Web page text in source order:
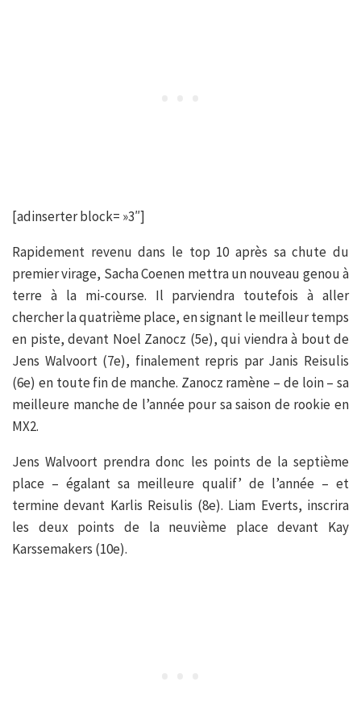
[adinserter block= »3″]
Rapidement revenu dans le top 10 après sa chute du
premier virage, Sacha Coenen mettra un nouveau genou à
terre à la mi-course. Il parviendra toutefois à aller
chercher la quatrième place, en signant le meilleur temps
en piste, devant Noel Zanocz (5e), qui viendra à bout de
Jens Walvoort (7e), finalement repris par Janis Reisulis
(6e) en toute fin de manche. Zanocz ramène – de loin – sa
meilleure manche de l’année pour sa saison de rookie en
MX2.
Jens Walvoort prendra donc les points de la septième
place – égalant sa meilleure qualif’ de l’année – et
termine devant Karlis Reisulis (8e). Liam Everts, inscrira
les deux points de la neuvième place devant Kay
Karssemakers (10e).